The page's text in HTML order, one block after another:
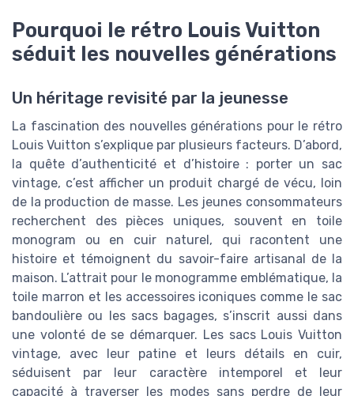
Pourquoi le rétro Louis Vuitton
séduit les nouvelles générations
Un héritage revisité par la jeunesse
La fascination des nouvelles générations pour le rétro
Louis Vuitton s’explique par plusieurs facteurs. D’abord,
la quête d’authenticité et d’histoire : porter un sac
vintage, c’est afficher un produit chargé de vécu, loin
de la production de masse. Les jeunes consommateurs
recherchent des pièces uniques, souvent en toile
monogram ou en cuir naturel, qui racontent une
histoire et témoignent du savoir-faire artisanal de la
maison. L’attrait pour le monogramme emblématique, la
toile marron et les accessoires iconiques comme le sac
bandoulière ou les sacs bagages, s’inscrit aussi dans
une volonté de se démarquer. Les sacs Louis Vuitton
vintage, avec leur patine et leurs détails en cuir,
séduisent par leur caractère intemporel et leur
capacité à traverser les modes sans perdre de leur